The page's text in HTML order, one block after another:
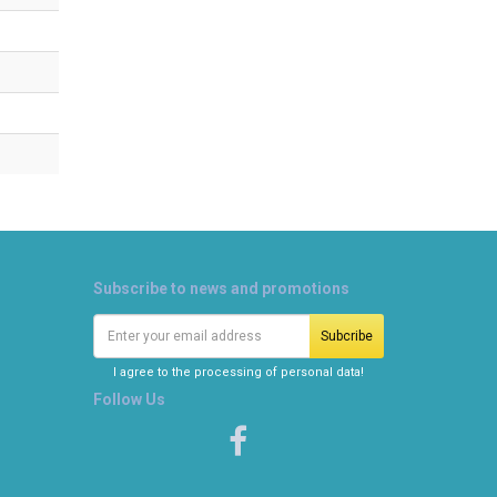
Subscribe to news and promotions
I agree to the processing of personal data!
Follow Us